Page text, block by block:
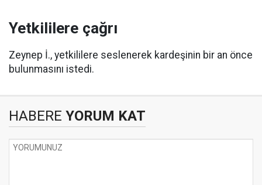
Yetkililere çağrı
Zeynep İ., yetkililere seslenerek kardeşinin bir an önce
bulunmasını istedi.
HABERE YORUM KAT